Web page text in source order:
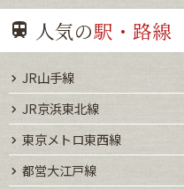
人気の駅・路線
JR山手線
JR京浜東北線
東京メトロ東西線
都営大江戸線